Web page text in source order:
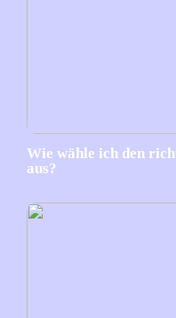
Wie wähle ich den
aus?